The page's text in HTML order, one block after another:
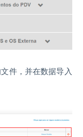
件，并在数据导入